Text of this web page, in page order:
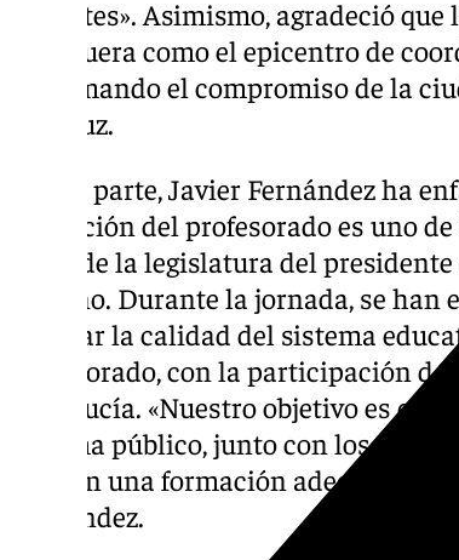
docentes». Asimismo, agradeció
Antequera como el epicentro de
reafirmando el compromiso de la
andaluz.
Por su parte, Javier Fernández ha
formación del profesorado es uno
parte de la legislatura del
Moreno. Durante la jornada, se han
mejorar la calidad del sistema
profesorado, con la participación
Andalucía. «Nuestro objetivo es
sistema público, junto con los
reciban una formación adecuada a
Fernández.